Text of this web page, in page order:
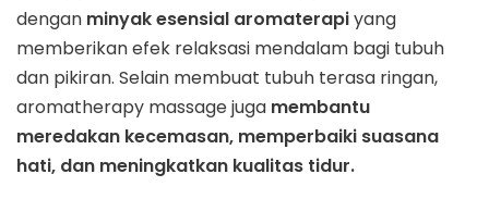
dengan minyak esensial aromaterapiyang
memberikan efek relaksasi mendalam bagi tubuh
dan pikiran. Selain membuat tubuh terasa ringan,
aromatherapy massage juga membantu
meredakan kecemasan, memperbaiki suasana
hati, dan meningkatkan kualitas tidur.